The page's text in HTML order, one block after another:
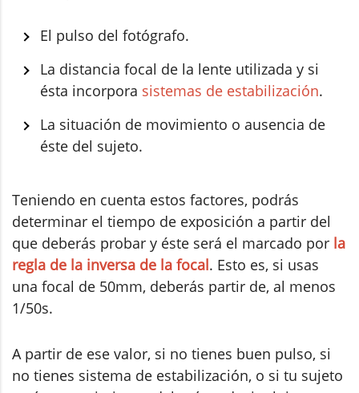
El pulso del fotógrafo.
La distancia focal de la lente utilizada y si
ésta incorpora sistemas de estabilización.
La situación de movimiento o ausencia de
éste del sujeto.
Teniendo en cuenta estos factores, podrás
determinar el tiempo de exposición a partir del
que deberás probar y éste será el marcado por la
regla de la inversa de la focal. Esto es, si usas
una focal de 50mm, deberás partir de, al menos
1/50s.
A partir de ese valor, si no tienes buen pulso, si
no tienes sistema de estabilización, o si tu sujeto